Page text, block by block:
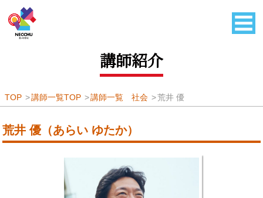
講師紹介
TOP 講師一覧TOP 講師一覧 社会 荒井 優
荒井 優（あらい ゆたか）